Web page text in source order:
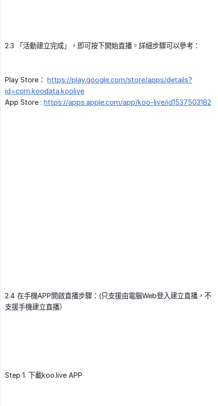
2.3 「活動建立完成」，即可按下開始直播。詳細步驟可以參考：
Play Store： https://play.google.com/store/apps/details?
id=com.koodata.koolive
App Store : https://apps.apple.com/app/koo-live/id1537503182
2.4 在手機APP開啟直播步驟：(只支援由電腦Web登入建立直播，不
支援手機建立直播）
Step 1. 下載koo.live APP